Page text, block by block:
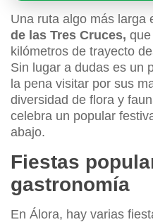
Una ruta algo más larga
de las Tres Cruces,
kilómetros de trayecto
Sin lugar a dudas es un
la pena visitar por sus
diversidad de flora y
celebra un popular
abajo.
Fiestas
gastronomía
En Álora, hay varias